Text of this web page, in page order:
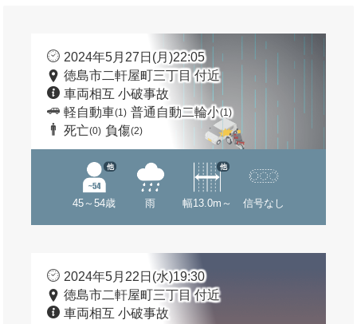
2024年5月27日(月)22:05
徳島市二軒屋町三丁目 付近
車両相互 小破事故
軽自動車(1) 普通自動二輪小(1)
死亡(0) 負傷(2)
45～54歳
他
雨 幅13.0m～
他
信号なし
2024年5月22日(水)19:30
徳島市二軒屋町三丁目 付近
車両相互 小破事故